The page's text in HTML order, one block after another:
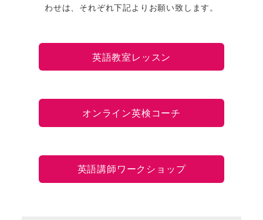
わせは、それぞれ下記よりお願い致します。
英語教室レッスン
オンライン英検コーチ
英語講師ワークショップ